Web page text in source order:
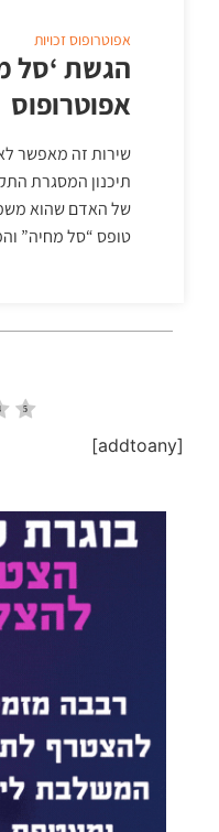
אפוטרופוסזכויות
הגשת ‘סל
אפוטרופוס
שירות זה מאפשר
תיכנון המסגרת
של האדם שהוא
טופס “סל מחיה”
[addtoany]